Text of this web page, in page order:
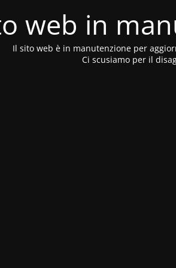
web in
Il sito web è in manutenzione per
Ci scusiamo per il